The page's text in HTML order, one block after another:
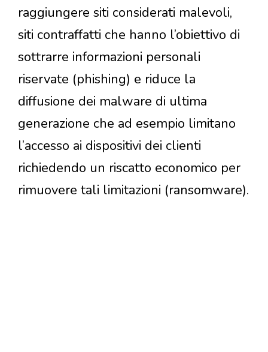
raggiungere siti considerati malevoli,
siti contraffatti che hanno l’obiettivo di
sottrarre informazioni personali
riservate (phishing) e riduce la
diffusione dei malware di ultima
generazione che ad esempio limitano
l’accesso ai dispositivi dei clienti
richiedendo un riscatto economico per
rimuovere tali limitazioni (ransomware).